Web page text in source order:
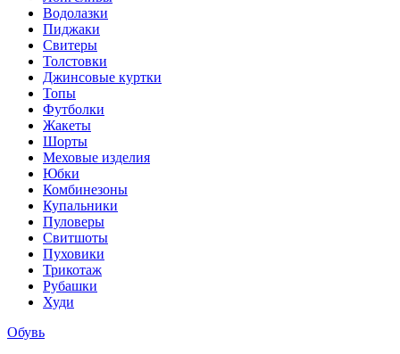
Водолазки
Пиджаки
Свитеры
Толстовки
Джинсовые куртки
Топы
Футболки
Жакеты
Шорты
Меховые изделия
Юбки
Комбинезоны
Купальники
Пуловеры
Свитшоты
Пуховики
Трикотаж
Рубашки
Худи
Обувь